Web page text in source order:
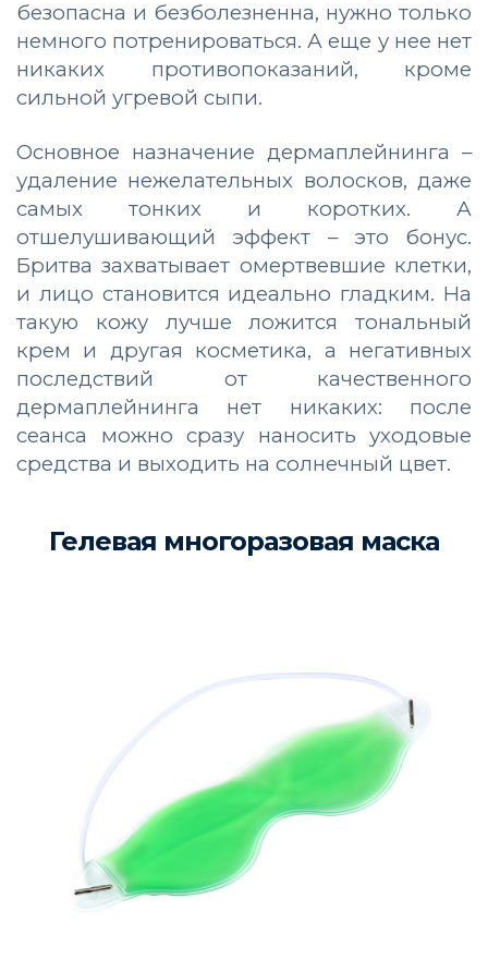
безопасна и безболезненна, нужно только
немного потренироваться. А еще у нее нет
никаких противопоказаний, кроме
сильной угревой сыпи.
Основное назначение дермаплейнинга –
удаление нежелательных волосков, даже
самых тонких и коротких. А
отшелушивающий эффект – это бонус.
Бритва захватывает омертвевшие клетки,
и лицо становится идеально гладким. На
такую кожу лучше ложится тональный
крем и другая косметика, а негативных
последствий от качественного
дермаплейнинга нет никаких: после
сеанса можно сразу наносить уходовые
средства и выходить на солнечный цвет.
Гелевая многоразовая маска